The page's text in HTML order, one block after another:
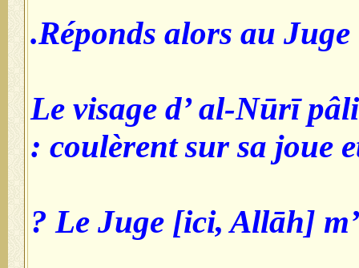
Réponds alors au Juge.
Le visage d’ al-Nūrī
coulèrent sur sa joue
Le Juge [ici, Allāh]